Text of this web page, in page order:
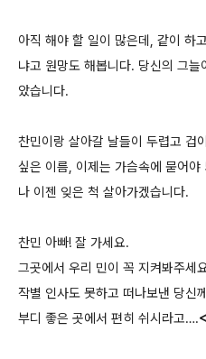
아직 해야 할 일이 많은데, 같이 하
냐고 원망도 해봅니다. 당신의 그
았습니다.
찬민이랑 살아갈 날들이 두렵고 겁
싶은 이름, 이제는 가슴속에 묻어
나 이젠 잊은 척 살아가겠습니다.
찬민 아빠! 잘 가세요.
그곳에서 우리 민이 꼭 지켜봐주세
작별 인사도 못하고 떠나보낸 당신
부디 좋은 곳에서 편히 쉬시라고….